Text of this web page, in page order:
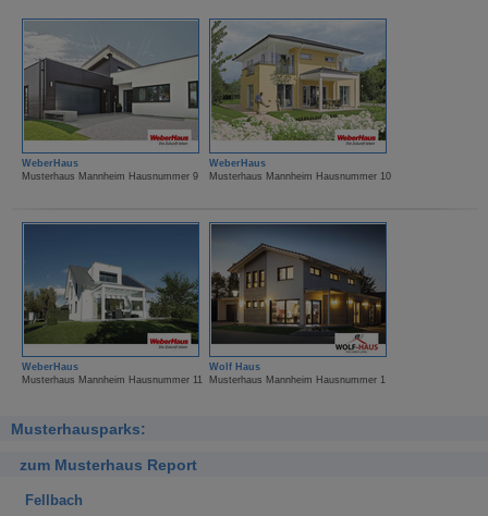
WeberHaus
Musterhaus Mannheim Hausnummer 9
WeberHaus
Musterhaus Mannheim Hausnummer 10
WeberHaus
Musterhaus Mannheim Hausnummer 11
Wolf Haus
Musterhaus Mannheim Hausnummer 1
Musterhausparks:
zum Musterhaus Report
Fellbach